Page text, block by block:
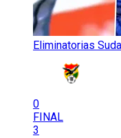
Eliminatorias
0
FINAL
3